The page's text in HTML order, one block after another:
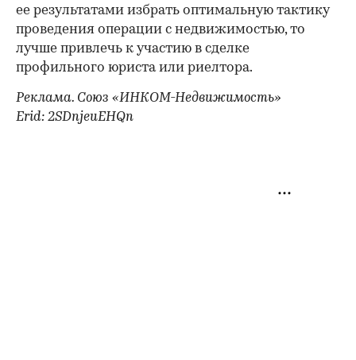
ее результатами избрать оптимальную тактику
проведения операции с недвижимостью, то
лучше привлечь к участию в сделке
профильного юриста или риелтора.
Реклама. Союз «ИНКОМ-Недвижимость»
Erid: 2SDnjeuEHQn